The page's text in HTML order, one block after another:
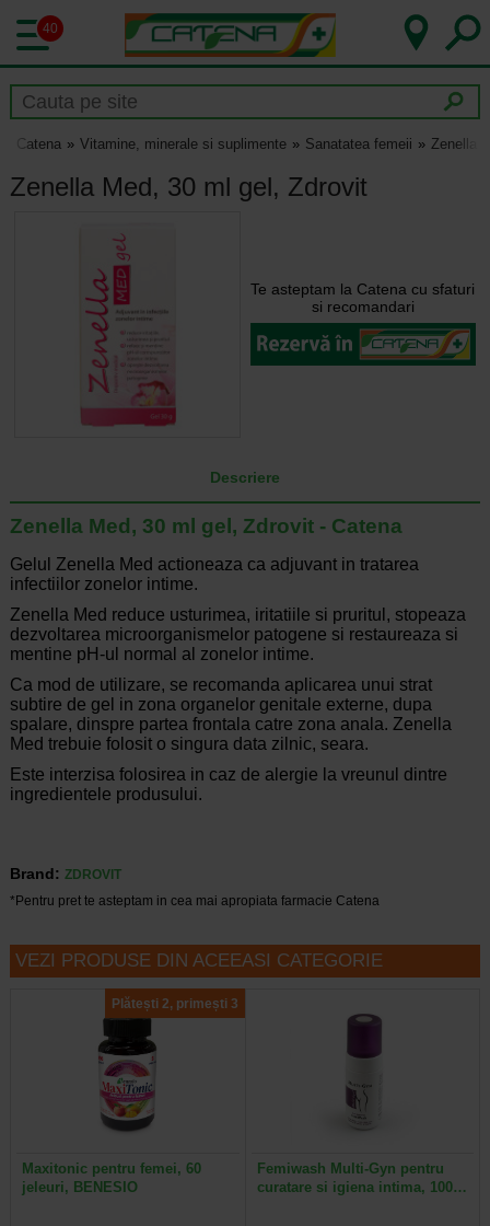
40
Catena Vitamine, minerale si suplimente Sanatatea femeii Zenella
Zenella Med, 30 ml gel, Zdrovit
Te asteptam la Catena cu sfaturi
si recomandari
Descriere
Zenella Med, 30 ml gel, Zdrovit - Catena
Gelul Zenella Med actioneaza ca adjuvant in tratarea
infectiilor zonelor intime.
Zenella Med reduce usturimea, iritatiile si pruritul, stopeaza
dezvoltarea microorganismelor patogene si restaureaza si
mentine pH-ul normal al zonelor intime.
Ca mod de utilizare, se recomanda aplicarea unui strat
subtire de gel in zona organelor genitale externe, dupa
spalare, dinspre partea frontala catre zona anala. Zenella
Med trebuie folosit o singura data zilnic, seara.
Este interzisa folosirea in caz de alergie la vreunul dintre
ingredientele produsului.
Brand: ZDROVIT
*Pentru pret te asteptam in cea mai apropiata farmacie Catena
VEZI PRODUSE DIN ACEEASI CATEGORIE
Plătești 2, primești 3
Maxitonic pentru femei, 60
jeleuri, BENESIO
Femiwash Multi-Gyn pentru
curatare si igiena intima, 100…